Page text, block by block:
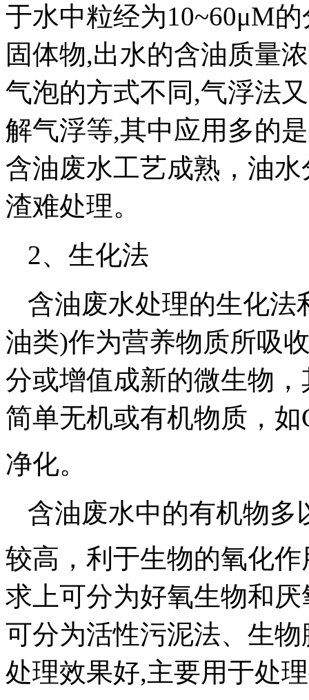
于水中粒经为10~60μΜ
固体物,出水的含油质量
气泡的方式不同,气浮法
解气浮等,其中应用多的
含油废水工艺成熟，油
渣难处理。
2、生化法
含油废水处理的生化法
油类)作为营养物质所吸
分或增值成新的微生物
简单无机或有机物质，如
净化。
含油废水中的有机物多
较高，利于生物的氧化
求上可分为好氧生物和
可分为活性污泥法、生
处理效果好,主要用于处